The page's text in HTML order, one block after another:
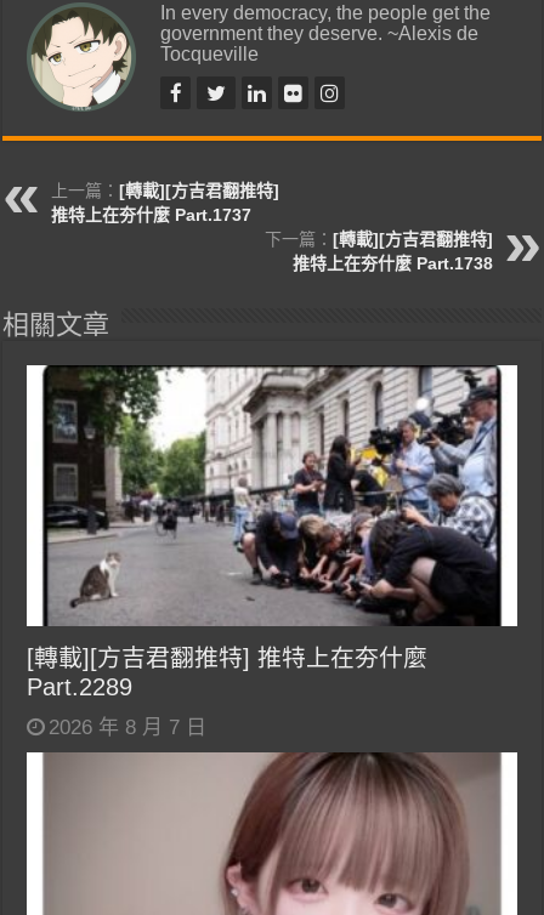
In every democracy, the people get the
government they deserve. ~Alexis de
Tocqueville
上一篇：[轉載][方吉君翻推特]
推特上在夯什麼 Part.1737
下一篇： [轉載][方吉君翻推特]
推特上在夯什麼 Part.1738
相關文章
[轉載][方吉君翻推特] 推特上在夯什麼
Part.2289
2026 年 8 月 7 日